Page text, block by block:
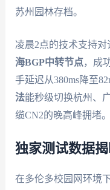
苏州园林存档。
凌晨2点的技术支持
海BGP中转节点，成
手延迟从380ms降至
法能秒级切换杭州、
缆CN2的晚高峰拥堵。
独家测试数据揭
在多伦多校园网环境